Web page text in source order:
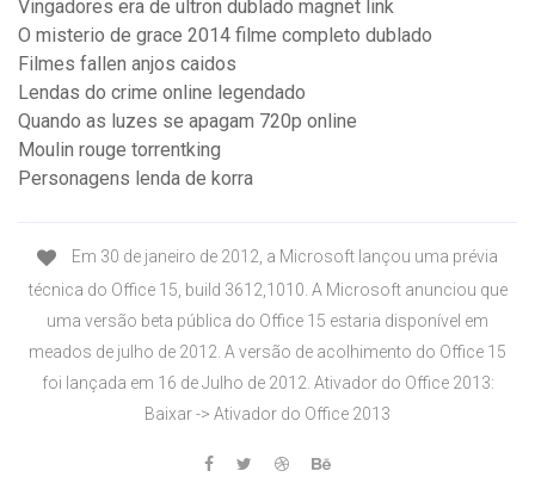
Vingadores era de ultron dublado magnet link
O misterio de grace 2014 filme completo dublado
Filmes fallen anjos caidos
Lendas do crime online legendado
Quando as luzes se apagam 720p online
Moulin rouge torrentking
Personagens lenda de korra
Em 30 de janeiro de 2012, a Microsoft lançou uma prévia
técnica do Office 15, build 3612,1010. A Microsoft anunciou que
uma versão beta pública do Office 15 estaria disponível em
meados de julho de 2012. A versão de acolhimento do Office 15
foi lançada em 16 de Julho de 2012. Ativador do Office 2013:
Baixar -> Ativador do Office 2013